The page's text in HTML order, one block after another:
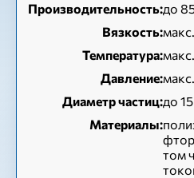
Производительность:до
Вязкость:
Температура:
Давление:
Диаметр частиц:до
Материалы:
том